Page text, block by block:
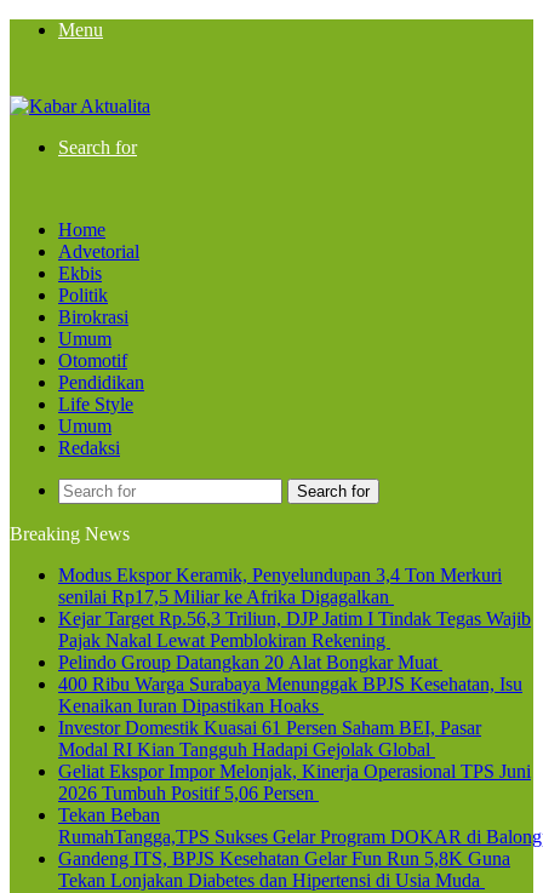
Menu
Search for
Home
Advetorial
Ekbis
Politik
Birokrasi
Umum
Otomotif
Pendidikan
Life Style
Umum
Redaksi
Search for
Breaking News
Modus Ekspor Keramik, Penyelundupan 3,4 Ton Merkuri
senilai Rp17,5 Miliar ke Afrika Digagalkan
Kejar Target Rp.56,3 Triliun, DJP Jatim I Tindak Tegas Wajib
Pajak Nakal Lewat Pemblokiran Rekening
Pelindo Group Datangkan 20 Alat Bongkar Muat
400 Ribu Warga Surabaya Menunggak BPJS Kesehatan, Isu
Kenaikan Iuran Dipastikan Hoaks
Investor Domestik Kuasai 61 Persen Saham BEI, Pasar
Modal RI Kian Tangguh Hadapi Gejolak Global
Geliat Ekspor Impor Melonjak, Kinerja Operasional TPS Juni
2026 Tumbuh Positif 5,06 Persen
Tekan Beban
RumahTangga,TPS Sukses Gelar Program DOKAR di
Gandeng ITS, BPJS Kesehatan Gelar Fun Run 5,8K Guna
Tekan Lonjakan Diabetes dan Hipertensi di Usia Muda